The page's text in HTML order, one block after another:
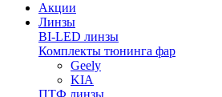
Акции
Линзы
BI-LED линзы
Комплекты тюнинга фар
Geely
KIA
ПТФ линзы